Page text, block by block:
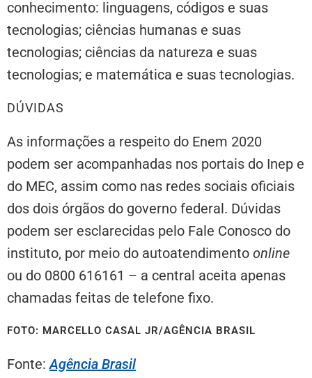
conhecimento: linguagens, códigos e suas
tecnologias; ciências humanas e suas
tecnologias; ciências da natureza e suas
tecnologias; e matemática e suas tecnologias.
DÚVIDAS
As informações a respeito do Enem 2020
podem ser acompanhadas nos portais do Inep e
do MEC, assim como nas redes sociais oficiais
dos dois órgãos do governo federal. Dúvidas
podem ser esclarecidas pelo Fale Conosco do
instituto, por meio do autoatendimento online
ou do 0800 616161 – a central aceita apenas
chamadas feitas de telefone fixo.
FOTO: MARCELLO CASAL JR/AGÊNCIA BRASIL
Fonte:Agência Brasil